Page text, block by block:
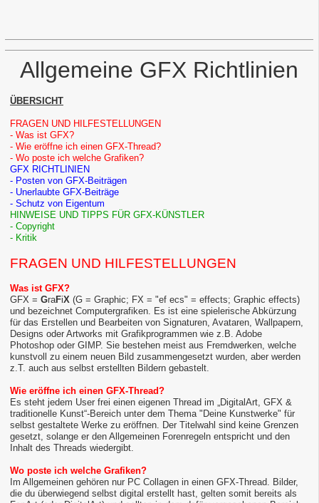
Allgemeine GFX Richtlinien
ÜBERSICHT
FRAGEN UND HILFESTELLUNGEN
- Was ist GFX?
- Wie eröffne ich einen GFX-Thread?
- Wo poste ich welche Grafiken?
GFX RICHTLINIEN
- Posten von GFX-Beiträgen
- Unerlaubte GFX-Beiträge
- Schutz von Eigentum
HINWEISE UND TIPPS FÜR GFX-KÜNSTLER
- Copyright
- Kritik
FRAGEN UND HILFESTELLUNGEN
Was ist GFX?
GFX = GraFiX (G = Graphic; FX = "ef ecs" = effects; Graphic effects)
und bezeichnet Computergrafiken. Es ist eine spielerische Abkürzung
für das Erstellen und Bearbeiten von Signaturen, Avataren, Wallpapern,
Designs oder Artworks mit Grafikprogrammen wie z.B. Adobe
Photoshop oder GIMP. Sie bestehen meist aus Fremdwerken, welche
kunstvoll zu einem neuen Bild zusammengesetzt wurden, aber werden
z.T. auch aus selbst erstellten Bildern gebastelt.
Wie eröffne ich einen GFX-Thread?
Es steht jedem User frei einen eigenen Thread im „DigitalArt, GFX &
traditionelle Kunst“-Bereich unter dem Thema "Deine Kunstwerke" für
selbst gestaltete Werke zu eröffnen. Der Titelwahl sind keine Grenzen
gesetzt, solange er den Allgemeinen Forenregeln entspricht und den
Inhalt des Threads wiedergibt.
Wo poste ich welche Grafiken?
Im Allgemeinen gehören nur PC Collagen in einen GFX-Thread. Bilder,
die du überwiegend selbst digital erstellt hast, gelten somit bereits als